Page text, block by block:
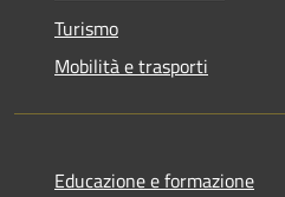
Turismo
Mobilità e trasporti
Educazione e formazione